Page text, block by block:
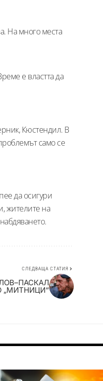
На много места
е властта да
Кюстендил. В
само се
да осигури
жителите на
СЛЕДВАЩА СТАТИЯ
„МИТНИЦИ“